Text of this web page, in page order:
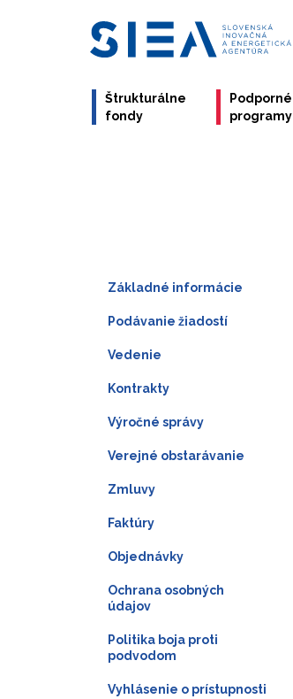
Štrukturálne
fondy
Podporné
programy
Základné informácie
Podávanie žiadostí
Vedenie
Kontrakty
Výročné správy
Verejné obstarávanie
Zmluvy
Faktúry
Objednávky
Ochrana osobných
údajov
Politika boja proti
podvodom
Vyhlásenie o prístupnosti